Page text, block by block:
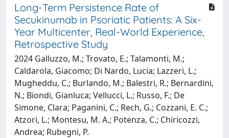
Long-Term Persistence Rate of
Secukinumab in Psoriatic Patients: A Six-
Year Multicenter, Real-World Experience,
Retrospective Study
2024 Galluzzo, M.; Trovato, E.; Talamonti, M.;
Caldarola, Giacomo; Di Nardo, Lucia; Lazzeri, L.;
Mugheddu, C.; Burlando, M.; Balestri, R.; Bernardini,
N.; Biondi, Gianluca; Vellucci, L.; Russo, F.; De
Simone, Clara; Paganini, C.; Rech, G.; Cozzani, E. C.;
Atzori, L.; Montesu, M. A.; Potenza, C.; Chiricozzi,
Andrea; Rubegni, P.